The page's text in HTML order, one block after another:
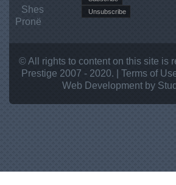
Shes
Pronë
© All rights to content on this site is
Prestige 2007 - 2020. | Terms of
Web Developmentby